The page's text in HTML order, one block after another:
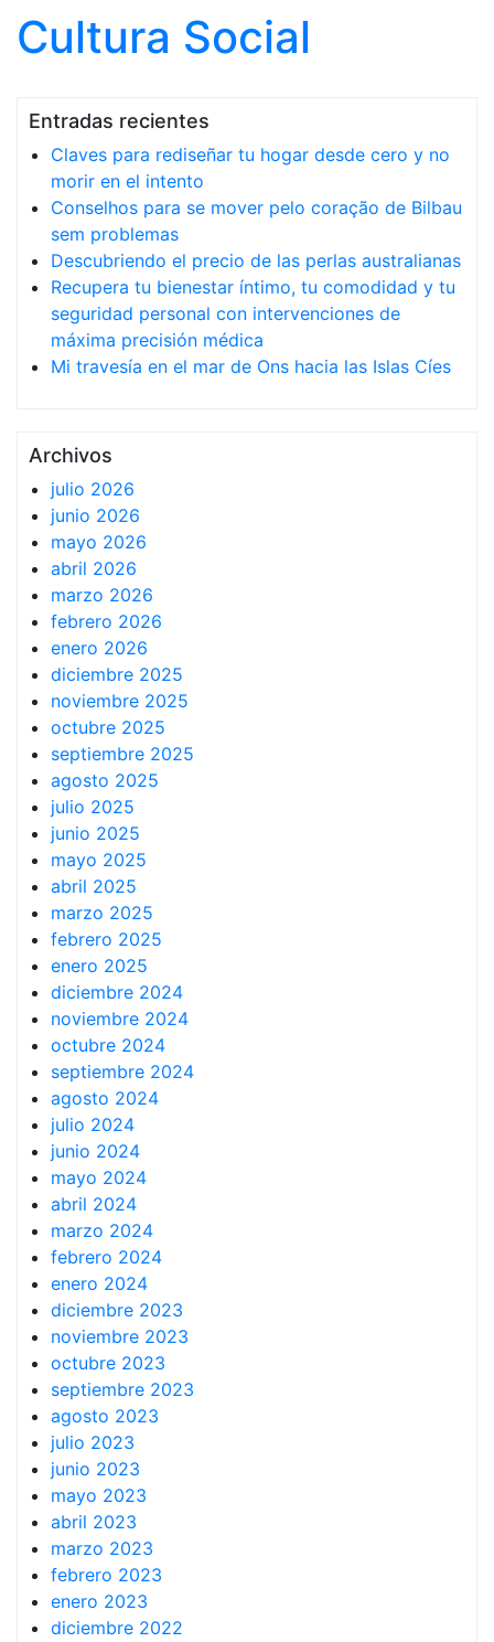
Cultura Social
Entradas recientes
Claves para rediseñar tu hogar desde cero y no
morir en el intento
Conselhos para se mover pelo coração de Bilbau
sem problemas
Descubriendo el precio de las perlas australianas
Recupera tu bienestar íntimo, tu comodidad y tu
seguridad personal con intervenciones de
máxima precisión médica
Mi travesía en el mar de Ons hacia las Islas Cíes
Archivos
julio 2026
junio 2026
mayo 2026
abril 2026
marzo 2026
febrero 2026
enero 2026
diciembre 2025
noviembre 2025
octubre 2025
septiembre 2025
agosto 2025
julio 2025
junio 2025
mayo 2025
abril 2025
marzo 2025
febrero 2025
enero 2025
diciembre 2024
noviembre 2024
octubre 2024
septiembre 2024
agosto 2024
julio 2024
junio 2024
mayo 2024
abril 2024
marzo 2024
febrero 2024
enero 2024
diciembre 2023
noviembre 2023
octubre 2023
septiembre 2023
agosto 2023
julio 2023
junio 2023
mayo 2023
abril 2023
marzo 2023
febrero 2023
enero 2023
diciembre 2022